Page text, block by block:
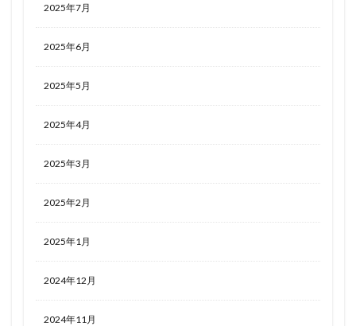
2025年7月
2025年6月
2025年5月
2025年4月
2025年3月
2025年2月
2025年1月
2024年12月
2024年11月